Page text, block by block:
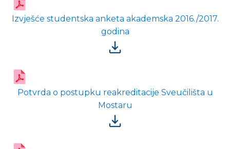
Izvješće studentska anketa akademska 2016./2017.
godina
Potvrda o postupku reakreditacije Sveučilišta u
Mostaru